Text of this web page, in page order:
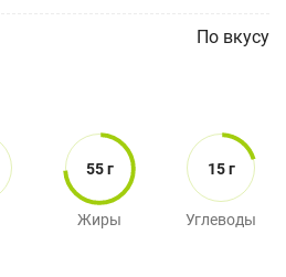
По вкусу
55 г
Жиры
15 г
Углеводы